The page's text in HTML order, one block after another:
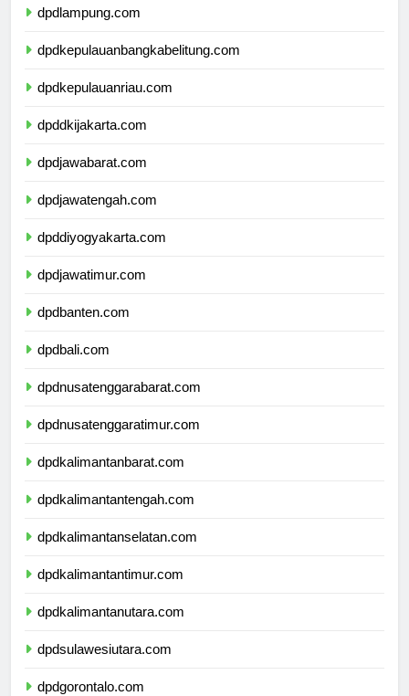
dpdlampung.com
dpdkepulauanbangkabelitung.com
dpdkepulauanriau.com
dpddkijakarta.com
dpdjawabarat.com
dpdjawatengah.com
dpddiyogyakarta.com
dpdjawatimur.com
dpdbanten.com
dpdbali.com
dpdnusatenggarabarat.com
dpdnusatenggaratimur.com
dpdkalimantanbarat.com
dpdkalimantantengah.com
dpdkalimantanselatan.com
dpdkalimantantimur.com
dpdkalimantanutara.com
dpdsulawesiutara.com
dpdgorontalo.com